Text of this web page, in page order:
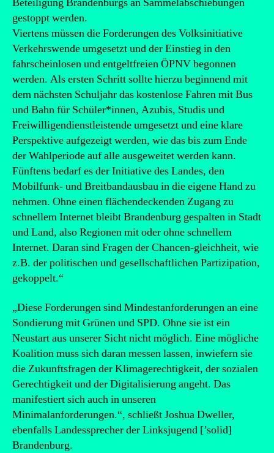
Beteiligung Brandenburgs an Sammelabschiebungen
gestoppt werden.
Viertens müssen die Forderungen des Volksinitiative
Verkehrswende umgesetzt und der Einstieg in den
fahrscheinlosen und entgeltfreien ÖPNV begonnen
werden. Als ersten Schritt sollte hierzu beginnend mit
dem nächsten Schuljahr das kostenlose Fahren mit Bus
und Bahn für Schüler*innen, Azubis, Studis und
Freiwilligendienstleistende umgesetzt und eine klare
Perspektive aufgezeigt werden, wie das bis zum Ende
der Wahlperiode auf alle ausgeweitet werden kann.
Fünftens bedarf es der Initiative des Landes, den
Mobilfunk- und Breitbandausbau in die eigene Hand zu
nehmen. Ohne einen flächendeckenden Zugang zu
schnellem Internet bleibt Brandenburg gespalten in Stadt
und Land, also Regionen mit oder ohne schnellem
Internet. Daran sind Fragen der Chancen-gleichheit, wie
z.B. der politischen und gesellschaftlichen Partizipation,
gekoppelt.“
„Diese Forderungen sind Mindestanforderungen an eine
Sondierung mit Grünen und SPD. Ohne sie ist ein
Neustart aus unserer Sicht nicht möglich. Eine mögliche
Koalition muss sich daran messen lassen, inwiefern sie
die Zukunftsfragen der Klimagerechtigkeit, der sozialen
Gerechtigkeit und der Digitalisierung angeht. Das
manifestiert sich auch in unseren
Minimalanforderungen.“, schließt Joshua Dweller,
ebenfalls Landessprecher der Linksjugend [’solid]
Brandenburg.